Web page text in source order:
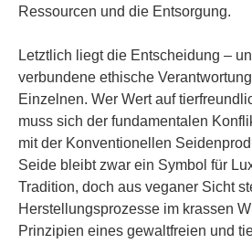
Ressourcen und die Entsorgung.
Letztlich liegt die Entscheidung –
verbundene ethische
Einzelnen. Wer Wert auf
muss sich der fundamentalen
mit der Konventionellen
Seide bleibt zwar ein Symbol für
Tradition, doch aus veganer Sicht
Herstellungsprozesse im krassen
Prinzipien eines gewaltfreien und